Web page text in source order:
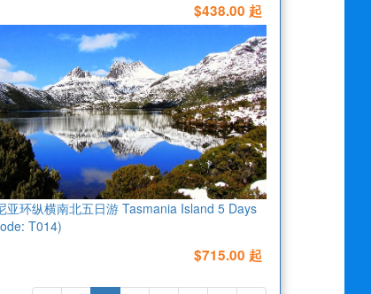
$438.00 起
亚环纵横南北五日游 Tasmania Island 5 Days
T014)
$715.00 起